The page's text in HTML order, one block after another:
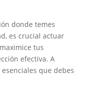
donde temes
es crucial actuar
tus
efectiva. A
que debes